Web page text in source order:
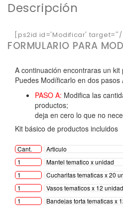
Descripción
[ps2id id='Modificar'
FORMULARIO PARA